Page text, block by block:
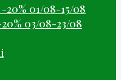
20% 01/08-15/08
03/08-23/08